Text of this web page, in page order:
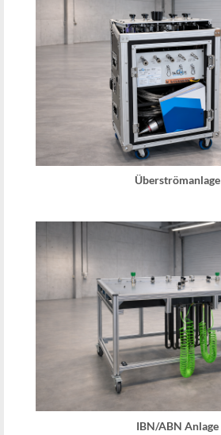
Überströmanlage
IBN/ABN Anlage